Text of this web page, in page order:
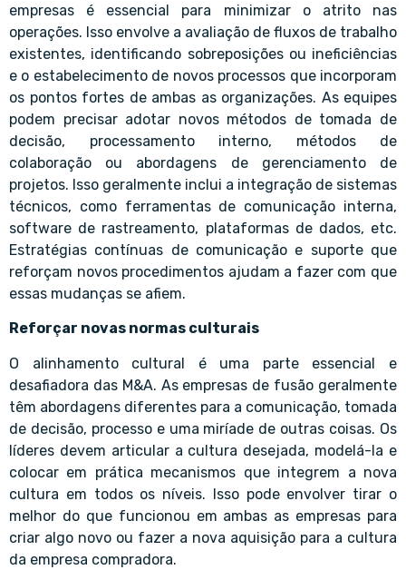
empresas é essencial para minimizar o atrito nas
operações. Isso envolve a avaliação de fluxos de trabalho
existentes, identificando sobreposições ou ineficiências
e o estabelecimento de novos processos que incorporam
os pontos fortes de ambas as organizações. As equipes
podem precisar adotar novos métodos de tomada de
decisão, processamento interno, métodos de
colaboração ou abordagens de gerenciamento de
projetos. Isso geralmente inclui a integração de sistemas
técnicos, como ferramentas de comunicação interna,
software de rastreamento, plataformas de dados, etc.
Estratégias contínuas de comunicação e suporte que
reforçam novos procedimentos ajudam a fazer com que
essas mudanças se afiem.
Reforçar novas normas culturais
O alinhamento cultural é uma parte essencial e
desafiadora das M&A. As empresas de fusão geralmente
têm abordagens diferentes para a comunicação, tomada
de decisão, processo e uma miríade de outras coisas. Os
líderes devem articular a cultura desejada, modelá-la e
colocar em prática mecanismos que integrem a nova
cultura em todos os níveis. Isso pode envolver tirar o
melhor do que funcionou em ambas as empresas para
criar algo novo ou fazer a nova aquisição para a cultura
da empresa compradora.